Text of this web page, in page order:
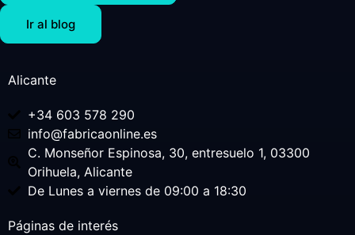
Ir al blog
Páginas de interés
Alicante
+34 603 578 290
info@fabricaonline.es
C. Monseñor Espinosa, 30, entresuelo 1, 03300
Orihuela, Alicante
De Lunes a viernes de 09:00 a 18:30